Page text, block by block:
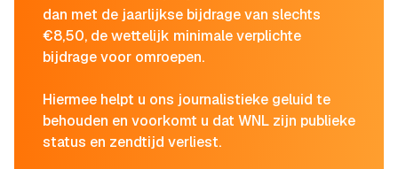
dan met de jaarlijkse bijdrage van slechts
€8,50, de wettelijk minimale verplichte
bijdrage voor omroepen.
Hiermee helpt u ons journalistieke geluid te
behouden en voorkomt u dat WNL zijn publieke
status en zendtijd verliest.